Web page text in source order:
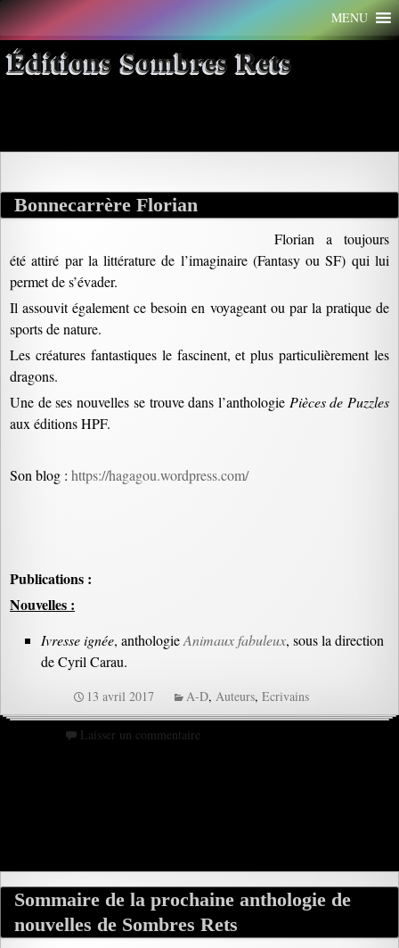
Aller
au
contenu
MENU
Éditions Sombres Rets
Archives par mot-clé : évasion
Bonnecarrère Florian
Florian a toujours
été attiré par la littérature de l’imaginaire (Fantasy ou SF) qui lui
permet de s’évader.
Il assouvit également ce besoin en voyageant ou par la pratique de
sports de nature.
Les créatures fantastiques le fascinent, et plus particulièrement les
dragons.
Une de ses nouvelles se trouve dans l’anthologie Pièces de Puzzles
aux éditions HPF.
Son blog : https://hagagou.wordpress.com/
Publications :
Nouvelles :
Ivresse ignée, anthologieAnimaux fabuleux, sous la direction
de Cyril Carau.
13 avril 2017 A-D,Auteurs,Ecrivains
Laisser un commentaire
Sommaire de la prochaine anthologie de
nouvelles de Sombres Rets